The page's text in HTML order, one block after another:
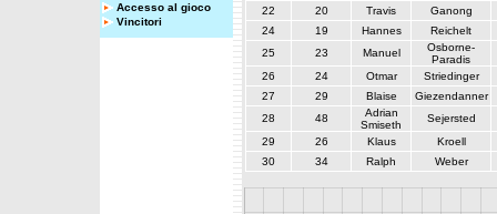
Accesso al gioco
Vincitori
22
20 Travis
Ganong
24
19 Hannes
Reichelt
25
23 Manuel
Osborne-
Paradis
26
24 Otmar
Striedinger
27
29 Blaise
Giezendanner
28
48
Adrian
Smiseth
Sejersted
29
26 Klaus
Kroell
30
34 Ralph Weber